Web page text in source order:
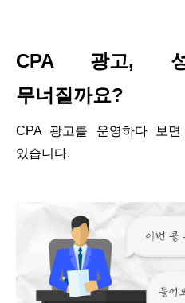
CPA 광고,
무너질까요?
CPA 광고를 운영하다 보
있습니다.